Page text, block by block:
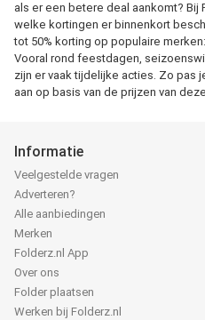
als er een betere deal aankomt?
welke kortingen er binnenkort
tot 50% korting op populaire
Vooral rond feestdagen,
zijn er vaak tijdelijke acties. Zo pas
aan op basis van de prijzen van
Informatie
Veelgestelde vragen
Adverteren?
Alle aanbiedingen
Merken
Folderz.nl App
Over ons
Folder plaatsen
Werken bij Folderz.nl